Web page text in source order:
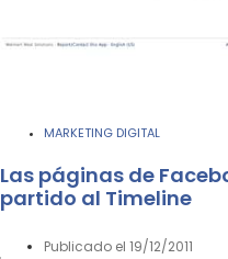
MARKETING DIGITAL
Las páginas de
partido al Timeline
Publicado el 19/12/2011